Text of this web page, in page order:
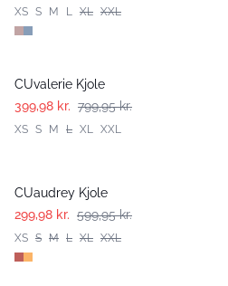
XS S M L XL XXL
CUvalerie Kjole
399,98 kr. 799,95 kr.
XS S M L XL XXL
CUaudrey Kjole
299,98 kr. 599,95 kr.
XS S M L XL XXL